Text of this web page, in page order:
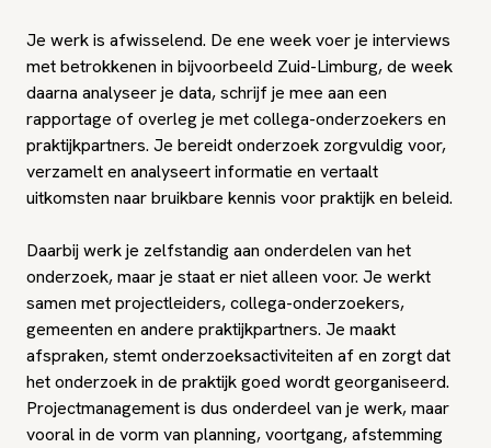
Je werk is afwisselend. De ene week voer je interviews
met betrokkenen in bijvoorbeeld Zuid-Limburg, de week
daarna analyseer je data, schrijf je mee aan een
rapportage of overleg je met collega-onderzoekers en
praktijkpartners. Je bereidt onderzoek zorgvuldig voor,
verzamelt en analyseert informatie en vertaalt
uitkomsten naar bruikbare kennis voor praktijk en beleid.
Daarbij werk je zelfstandig aan onderdelen van het
onderzoek, maar je staat er niet alleen voor. Je werkt
samen met projectleiders, collega-onderzoekers,
gemeenten en andere praktijkpartners. Je maakt
afspraken, stemt onderzoeksactiviteiten af en zorgt dat
het onderzoek in de praktijk goed wordt georganiseerd.
Projectmanagement is dus onderdeel van je werk, maar
vooral in de vorm van planning, voortgang, afstemming